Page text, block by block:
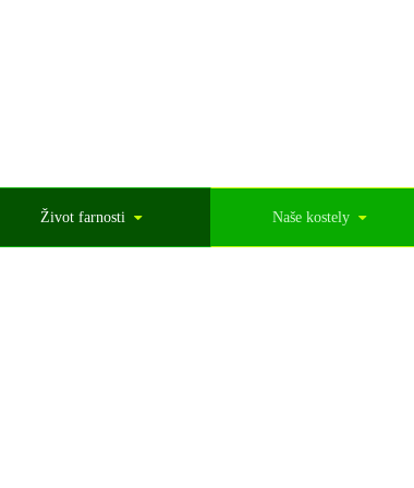
Život farnosti Naše kostely